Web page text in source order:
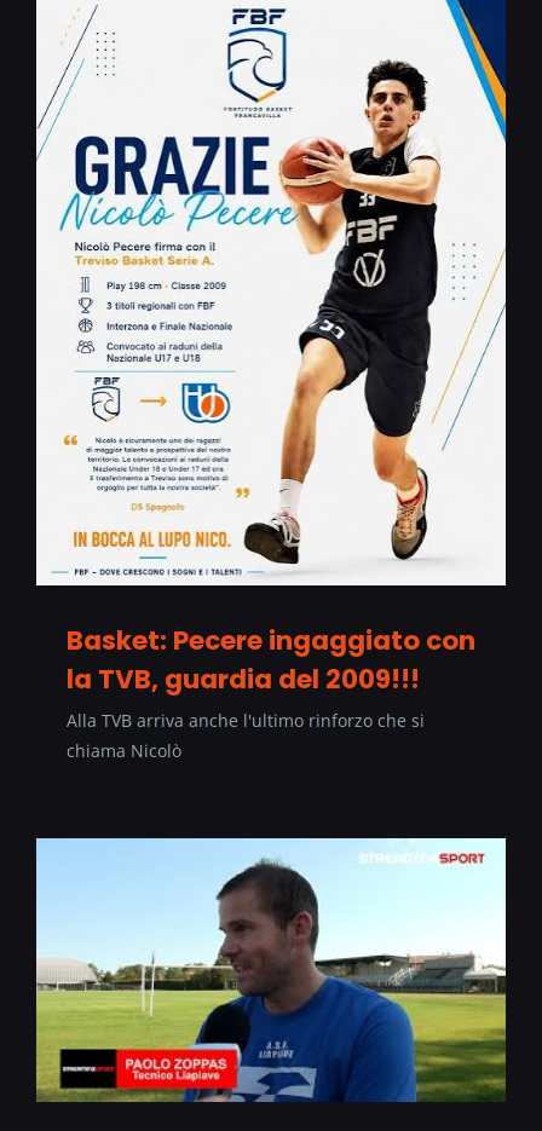
Basket: Pecere ingaggiato con
la TVB, guardia del 2009!!!
Alla TVB arriva anche l'ultimo rinforzo che si
chiama Nicolò